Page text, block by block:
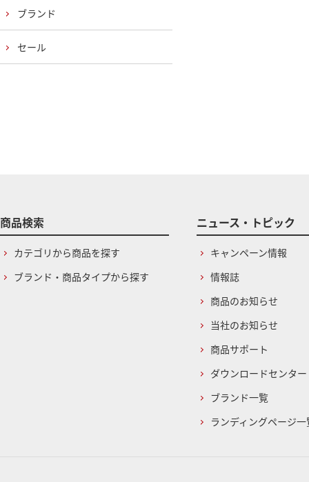
ブランド
セール
商品検索
カテゴリから商品を探す
ブランド・商品タイプから探す
ニュース・トピック
キャンペーン情報
情報誌
商品のお知らせ
当社のお知らせ
商品サポート
ダウンロードセンター
ブランド一覧
ランディングページ一